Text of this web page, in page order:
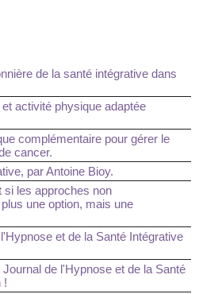
de la santé intégrative dans
activité physique adaptée
complémentaire pour gérer le
cancer.
par Antoine Bioy.
si les approches non
une option, mais une
et de la Santé Intégrative
de l'Hypnose et de la Santé
!